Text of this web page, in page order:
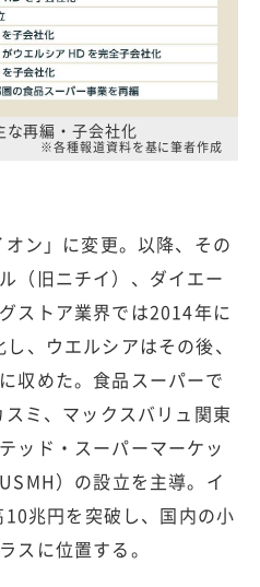
な再編・子会社化
※各種報道資料を基に筆者作成
ン」に変更。以降、その
（旧ニチイ）、ダイエー
ストア業界では2014年に
、ウエルシアはその後、
収めた。食品スーパーで
ミ、マックスバリュ関東
ッド・スーパーマーケッ
）の設立を主導。イ
兆円を突破し、国内の小
スに位置する。